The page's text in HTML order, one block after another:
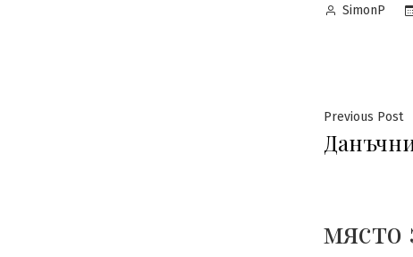
Posted
SimonP
Previous Post
място